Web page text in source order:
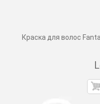
Краска для волос